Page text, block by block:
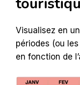
Visualisez en
périodes (ou
en fonction de